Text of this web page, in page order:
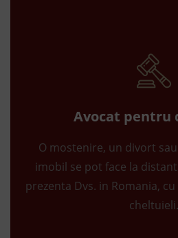
Avocat pentru
O mostenire, un divort
imobil se pot face la
prezenta Dvs. in Romania,
cheltuieli.